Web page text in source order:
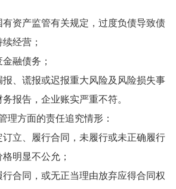
有资产监管有关规定，过度负债导致债
经营；
金融债务；
报、谎报或迟报重大风险及风险损失事
报告，企业账实严重不符。
理方面的责任追究情形：
订立、履行合同，未履行或未正确履行
明显不公允；
行合同，或无正当理由放弃应得合同权